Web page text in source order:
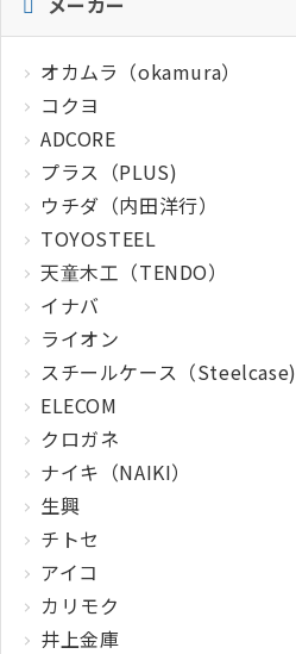
オカムラ（okamura）
コクヨ
ADCORE
プラス（PLUS)
ウチダ（内田洋行）
TOYOSTEEL
天童木工（TENDO）
イナバ
ライオン
スチールケース（Steelcase)
ELECOM
クロガネ
ナイキ（NAIKI）
生興
チトセ
アイコ
カリモク
井上金庫